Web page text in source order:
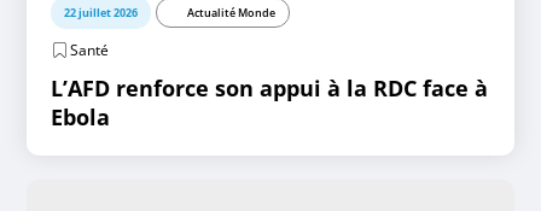
22 juillet 2026 Actualité Monde
Santé
L’AFD renforce son appui à la RDC face à
Ebola